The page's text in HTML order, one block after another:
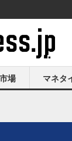
市場 マネタ